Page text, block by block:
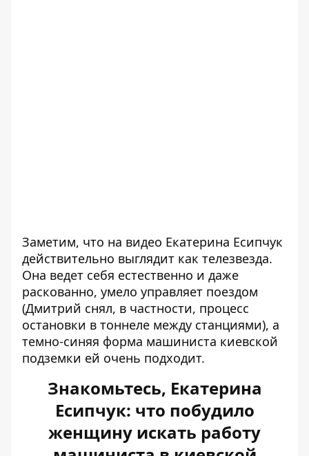
Заметим, что на видео Екатерина Есипчук
действительно выглядит как телезвезда.
Она ведет себя естественно и даже
раскованно, умело управляет поездом
(Дмитрий снял, в частности, процесс
остановки в тоннеле между станциями), а
темно-синяя форма машиниста киевской
подземки ей очень подходит.
Знакомьтесь, Екатерина
Есипчук: что побудило
женщину искать работу